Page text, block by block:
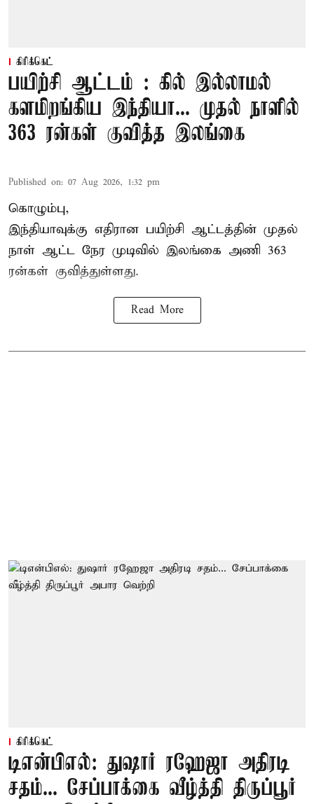
கிரிக்கெட்
பயிற்சி ஆட்டம் : கில் இல்லாமல்
களமிறங்கிய இந்தியா... முதல் நாளில்
363 ரன்கள் குவித்த இலங்கை
Published on: 07 Aug 2026, 1:32 pm
கொழும்பு,
இந்தியாவுக்கு எதிரான பயிற்சி ஆட்டத்தின் முதல்
நாள் ஆட்ட நேர முடிவில் இலங்கை அணி 363
ரன்கள் குவித்துள்ளது.
Read More
கிரிக்கெட்
டிஎன்பிஎல்: துஷார் ரஹேஜா அதிரடி
சதம்... சேப்பாக்கை வீழ்த்தி திருப்பூர்